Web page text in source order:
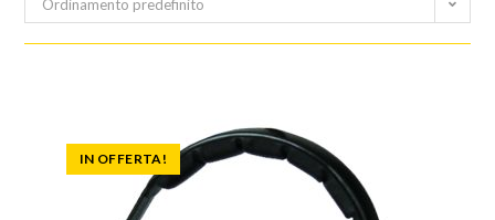
Ordinamento predefinito
IN OFFERTA!